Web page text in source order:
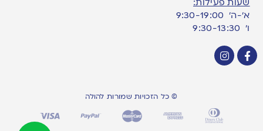
א’-ה’ 9:30-19:00
ו׳ 9:30-13:30
© כל הזכויות שמורות להולה